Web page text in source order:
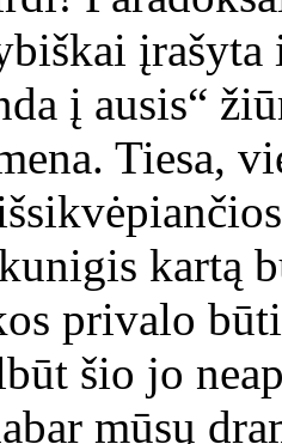
į ausis“
Tiesa,
kartą
privalo
šio jo
mūsų